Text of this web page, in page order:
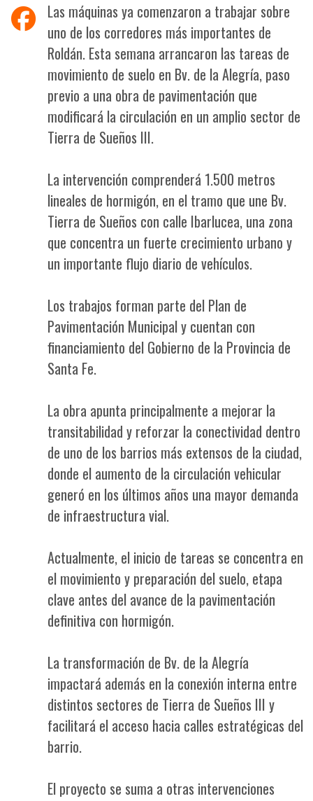
Las máquinas ya comenzaron a trabajar sobre
uno de los corredores más importantes de
Roldán. Esta semana arrancaron las tareas de
movimiento de suelo en Bv. de la Alegría, paso
previo a una obra de pavimentación que
modificará la circulación en un amplio sector de
Tierra de Sueños III.
La intervención comprenderá 1.500 metros
lineales de hormigón, en el tramo que une Bv.
Tierra de Sueños con calle Ibarlucea, una zona
que concentra un fuerte crecimiento urbano y
un importante flujo diario de vehículos.
Los trabajos forman parte del Plan de
Pavimentación Municipal y cuentan con
financiamiento del Gobierno de la Provincia de
Santa Fe.
La obra apunta principalmente a mejorar la
transitabilidad y reforzar la conectividad dentro
de uno de los barrios más extensos de la ciudad,
donde el aumento de la circulación vehicular
generó en los últimos años una mayor demanda
de infraestructura vial.
Actualmente, el inicio de tareas se concentra en
el movimiento y preparación del suelo, etapa
clave antes del avance de la pavimentación
definitiva con hormigón.
La transformación de Bv. de la Alegría
impactará además en la conexión interna entre
distintos sectores de Tierra de Sueños III y
facilitará el acceso hacia calles estratégicas del
barrio.
El proyecto se suma a otras intervenciones